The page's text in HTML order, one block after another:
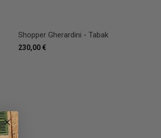
Shopper Gherardini - Tabak
230,00 €